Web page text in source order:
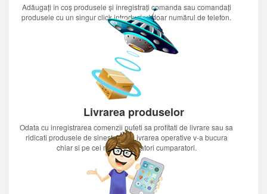
Adăugați în coș produsele și înregistrați comanda sau comandați
produsele cu un singur click introducînd doar numărul de telefon.
Livrarea produselor
Odata cu inregistrarea comenzii puteti sa profitati de livrare sau sa
ridicati produsele de sinestatator.Livrarea operative v-a bucura
chiar si pe cei mai nerabdatori cumparatori.